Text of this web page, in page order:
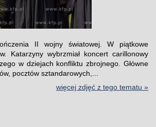
II wojny światowej. W piątkowe
Katarzyny wybrzmiał koncert carillonowy
w dziejach konfliktu zbrojnego. Główne
pocztów sztandarowych,...
więcej zdjęć z tego tematu »